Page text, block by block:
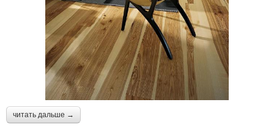
читать дальше →